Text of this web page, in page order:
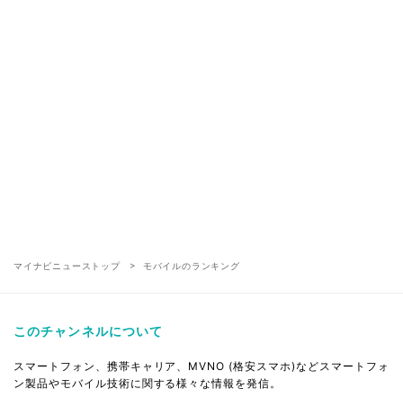
マイナビニューストップ モバイルのランキング
このチャンネルについて
スマートフォン、携帯キャリア、MVNO (格安スマホ)などスマートフォ
ン製品やモバイル技術に関する様々な情報を発信。